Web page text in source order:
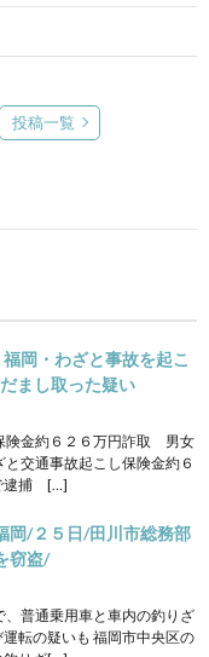
投稿一覧
岡・わざと事故を起こ
まし取った疑い
険金約６２６万円詐取 男女
交通事故起こし保険金約６
逮捕 […]
岡/２５日/田川市総務部
窃盗/
、普通乗用車と車内の釣りざ
転の疑いも 福岡市中央区の